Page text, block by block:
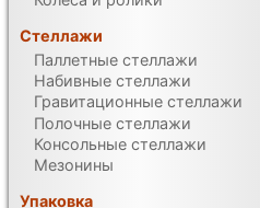
Стеллажи
Паллетные стеллажи
Набивные стеллажи
Гравитационные стеллажи
Полочные стеллажи
Консольные стеллажи
Мезонины
Упаковка